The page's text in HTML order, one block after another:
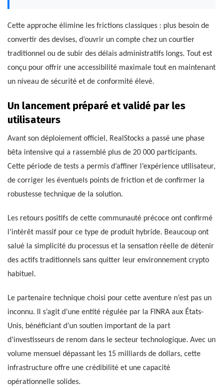
Cette approche élimine les frictions classiques : plus besoin de
convertir des devises, d’ouvrir un compte chez un courtier
traditionnel ou de subir des délais administratifs longs. Tout est
conçu pour offrir une accessibilité maximale tout en maintenant
un niveau de sécurité et de conformité élevé.
Un lancement préparé et validé par les
utilisateurs
Avant son déploiement officiel, RealStocks a passé une phase
bêta intensive qui a rassemblé plus de 20 000 participants.
Cette période de tests a permis d’affiner l’expérience utilisateur,
de corriger les éventuels points de friction et de confirmer la
robustesse technique de la solution.
Les retours positifs de cette communauté précoce ont confirmé
l’intérêt massif pour ce type de produit hybride. Beaucoup ont
salué la simplicité du processus et la sensation réelle de détenir
des actifs traditionnels sans quitter leur environnement crypto
habituel.
Le partenaire technique choisi pour cette aventure n’est pas un
inconnu. Il s’agit d’une entité régulée par la FINRA aux États-
Unis, bénéficiant d’un soutien important de la part
d’investisseurs de renom dans le secteur technologique. Avec un
volume mensuel dépassant les 15 milliards de dollars, cette
infrastructure offre une crédibilité et une capacité
opérationnelle solides.